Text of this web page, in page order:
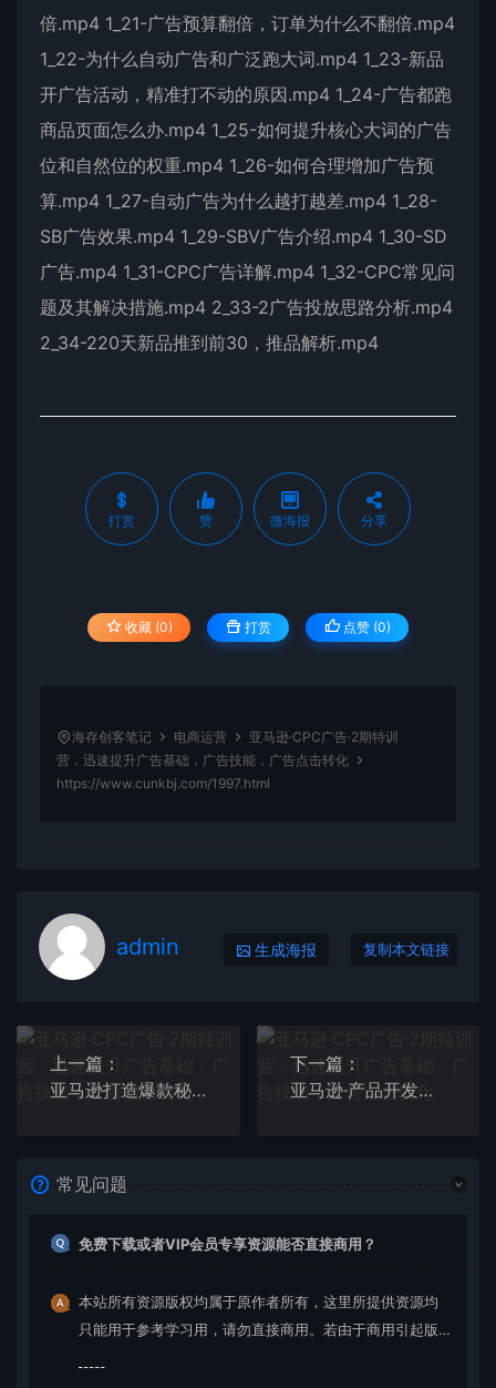
倍.mp4 1_21-广告预算翻倍，订单为什么不翻倍.mp4
1_22-为什么自动广告和广泛跑大词.mp4 1_23-新品
开广告活动，精准打不动的原因.mp4 1_24-广告都跑
商品页面怎么办.mp4 1_25-如何提升核心大词的广告
位和自然位的权重.mp4 1_26-如何合理增加广告预
算.mp4 1_27-自动广告为什么越打越差.mp4 1_28-
SB广告效果.mp4 1_29-SBV广告介绍.mp4 1_30-SD
广告.mp4 1_31-CPC广告详解.mp4 1_32-CPC常见问
题及其解决措施.mp4 2_33-2广告投放思路分析.mp4
2_34-220天新品推到前30，推品解析.mp4
打赏 赞 微海报 分享
收藏 (0) 打赏 点赞 (0)
海存创客笔记 电商运营
亚马逊·CPC广告·2期特训
营，迅速提升广告基础，广告技能，广告点击转化
https://www.cunkbj.com/1997.html
admin 生成海报 复制本文链接
上一篇：
亚马逊打造爆款秘诀：高客单 高利润 推品方法 类目广告玩法 SOP详解等等
下一篇：
亚马逊·产品开发特训营：产品爆单方法，快速突破重围，全程实操
常见问题
免费下载或者VIP会员专享资源能否直接商用？
本站所有资源版权均属于原作者所有，这里所提供资源均
只能用于参考学习用，请勿直接商用。若由于商用引起版